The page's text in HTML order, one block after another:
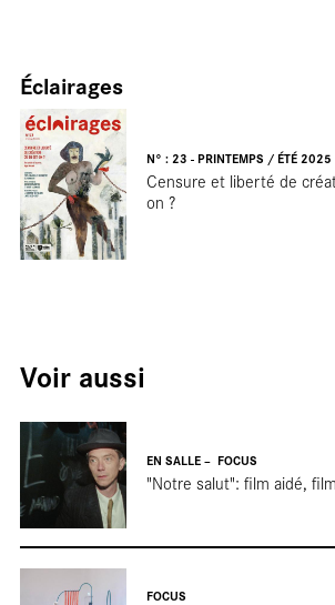
Éclairages
N° : 23 - PRINTEMPS / ÉTÉ 2025
Censure et liberté de
on ?
Voir aussi
EN SALLE FOCUS
"Notre salut": film aidé,
FOCUS